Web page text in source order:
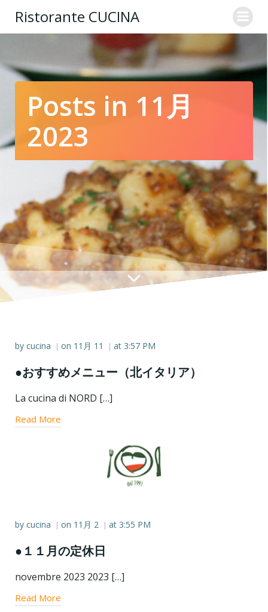
ン
テ
ン
ツ
へ
キ
Ristorante CUCINA
Posts in 11月
2023
by cucina | on 11月 11 | at 3:57 PM
●おすすめメニュー（北イタリア）
La cucina di NORD […]
Read More
by cucina | on 11月 2 | at 3:55 PM
●１１月の定休日
novembre 2023 2023 […]
Read More